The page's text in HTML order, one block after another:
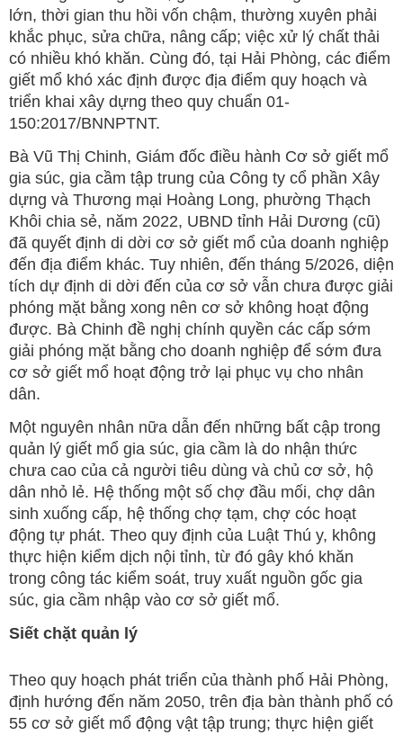
lớn, thời gian thu hồi vốn chậm, thường xuyên phải
khắc phục, sửa chữa, nâng cấp; việc xử lý chất thải
có nhiều khó khăn. Cùng đó, tại Hải Phòng, các điểm
giết mổ khó xác định được địa điểm quy hoạch và
triển khai xây dựng theo quy chuẩn 01-
150:2017/BNNPTNT.
Bà Vũ Thị Chinh, Giám đốc điều hành Cơ sở giết mổ
gia súc, gia cầm tập trung của Công ty cổ phần Xây
dựng và Thương mại Hoàng Long, phường Thạch
Khôi chia sẻ, năm 2022, UBND tỉnh Hải Dương (cũ)
đã quyết định di dời cơ sở giết mổ của doanh nghiệp
đến địa điểm khác. Tuy nhiên, đến tháng 5/2026, diện
tích dự định di dời đến của cơ sở vẫn chưa được giải
phóng mặt bằng xong nên cơ sở không hoạt động
được. Bà Chinh đề nghị chính quyền các cấp sớm
giải phóng mặt bằng cho doanh nghiệp để sớm đưa
cơ sở giết mổ hoạt động trở lại phục vụ cho nhân
dân.
Một nguyên nhân nữa dẫn đến những bất cập trong
quản lý giết mổ gia súc, gia cầm là do nhận thức
chưa cao của cả người tiêu dùng và chủ cơ sở, hộ
dân nhỏ lẻ. Hệ thống một số chợ đầu mối, chợ dân
sinh xuống cấp, hệ thống chợ tạm, chợ cóc hoạt
động tự phát. Theo quy định của Luật Thú y, không
thực hiện kiểm dịch nội tỉnh, từ đó gây khó khăn
trong công tác kiểm soát, truy xuất nguồn gốc gia
súc, gia cầm nhập vào cơ sở giết mổ.
Siết chặt quản lý
Theo quy hoạch phát triển của thành phố Hải Phòng,
định hướng đến năm 2050, trên địa bàn thành phố có
55 cơ sở giết mổ động vật tập trung; thực hiện giết